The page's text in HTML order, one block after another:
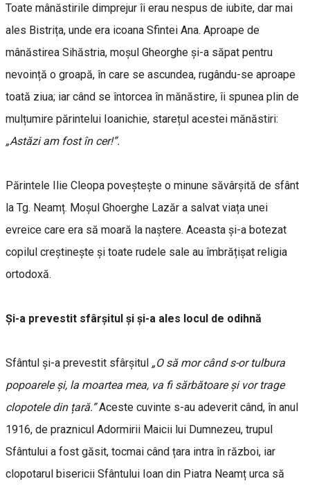
Toate mânăstirile dimprejur îi erau nespus de iubite, dar mai
ales Bistrița, unde era icoana Sfintei Ana. Aproape de
mânăstirea Sihăstria, moșul Gheorghe și-a săpat pentru
nevoință o groapă, în care se ascundea, rugându-se aproape
toată ziua; iar când se întorcea în mănăstire, îi spunea plin de
mulțumire părintelui Ioanichie, starețul acestei mănăstiri:
„Astăzi am fost în cer!”.
Părintele Ilie Cleopa poveștește o minune săvârșită de sfânt
la Tg. Neamț. Moșul Ghoerghe Lazăr a salvat viața unei
evreice care era să moară la naștere. Aceasta și-a botezat
copilul creștinește și toate rudele sale au îmbrățișat religia
ortodoxă.
Și-a prevestit sfârșitul și și-a ales locul de odihnă
Sfântul și-a prevestit sfârșitul „O să mor când s-or tulbura
popoarele și, la moartea mea, va fi sărbătoare și vor trage
clopotele din țară.”Aceste cuvinte s-au adeverit când, în anul
1916, de praznicul Adormirii Maicii lui Dumnezeu, trupul
Sfântului a fost găsit, tocmai când țara intra în război, iar
clopotarul bisericii Sfântului Ioan din Piatra Neamț urca să